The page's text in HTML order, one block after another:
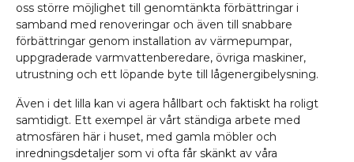
oss större möjlighet till genomtänkta förbättringar i
samband med renoveringar och även till snabbare
förbättringar genom installation av värmepumpar,
uppgraderade varmvattenberedare, övriga maskiner,
utrustning och ett löpande byte till lågenergibelysning.
Även i det lilla kan vi agera hållbart och faktiskt ha roligt
samtidigt. Ett exempel är vårt ständiga arbete med
atmosfären här i huset, med gamla möbler och
inredningsdetaljer som vi ofta får skänkt av våra